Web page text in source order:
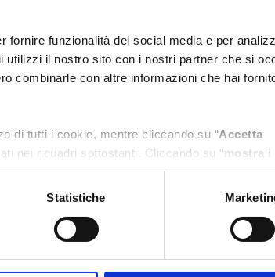
fornire funzionalità dei social media e per
il nostro sito con i nostri partner che si
combinarle con altre informazioni che hai
di tutti i cookie, mentre cliccando su “Accetta
nei riquadri sottostanti. Cliccando su “mostra i
che installano i cookie tramite il presente sito.
Policy - Impostazioni Cookie",
Statistiche